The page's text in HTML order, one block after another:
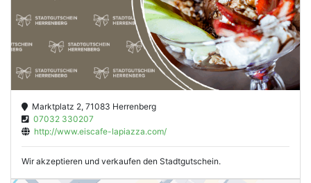
Marktplatz 2, 71083 Herrenberg
07032 330207
http://www.eiscafe-lapiazza.com/
Wir akzeptieren und verkaufen den Stadtgutschein.